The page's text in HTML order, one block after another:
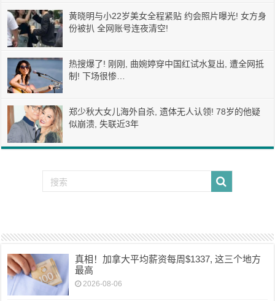
黄晓明与小22岁美女全程紧贴 约会照片曝光! 女方身
份被扒 全网账号连夜清空!
热搜爆了! 刚刚, 曲婉婷穿中国红试水复出, 遭全网抵
制! 下场很惨…
郑少秋大女儿海外自杀, 遗体无人认领! 78岁的他疑
似崩溃, 失联近3年
真相！加拿大平均薪资每周$1337, 这三个地方
最高
2026-08-06